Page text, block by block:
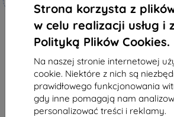
Strona korzysta z
w celu realizacji usług i
Polityką Plików Cookies.
Na naszej stronie internetowej
cookie. Niektóre z nich są
prawidłowego funkcjonowania
gdy inne pomagają nam
personalizować treści i reklamy.
77,90 zł
70,11 zł
Na stanie: 4 szt.